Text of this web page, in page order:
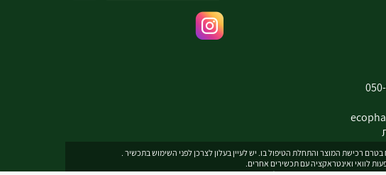
רכישת המוצר והתחלת הטיפול בו. יש לעיין בעלון לצרכן לפני השימוש בתכשיר .
לוואי ואינטראקציה עם תכשירים אחרים.